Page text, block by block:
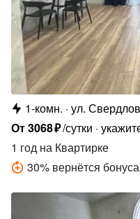
1-комн. ул.
От3068₽/сутки
1 год на Квартирке
30% вернётся